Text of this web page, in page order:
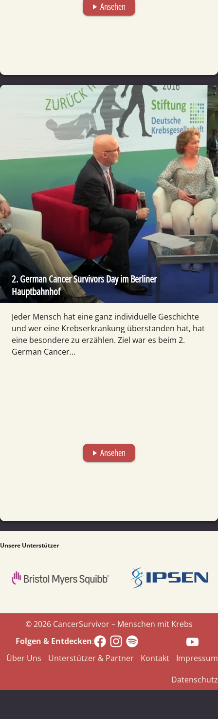
play_arrow Ansehen
2. German Cancer Survivors Day im Berliner
Hauptbahnhof
Jeder Mensch hat eine ganz individuelle Geschichte
und wer eine Krebserkrankung überstanden hat, hat
eine besondere zu erzählen. Ziel war es beim 2.
German Cancer...
play_arrow Ansehen
Unsere Unterstützer
© 2026 CancerSurvivor – Menschen mit Krebs
Folgen & Entdecken:
Über Uns
Unterstützer & Partner Kontakt
Impressum
Datenschutz